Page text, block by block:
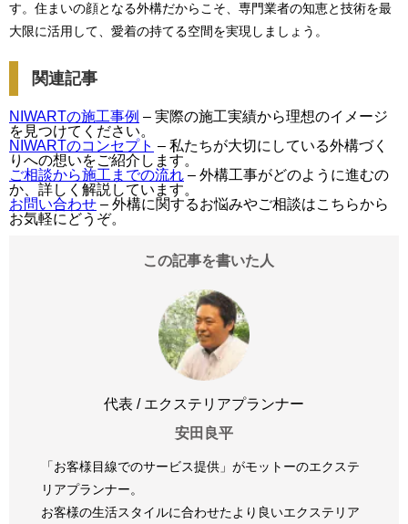
す。住まいの顔となる外構だからこそ、専門業者の知恵と技術を最
大限に活用して、愛着の持てる空間を実現しましょう。
関連記事
NIWARTの施工事例 – 実際の施工実績から理想のイメージ
を見つけてください。
NIWARTのコンセプト – 私たちが大切にしている外構づく
りへの想いをご紹介します。
ご相談から施工までの流れ – 外構工事がどのように進むの
か、詳しく解説しています。
お問い合わせ – 外構に関するお悩みやご相談はこちらから
お気軽にどうぞ。
この記事を書いた人
代表 / エクステリアプランナー
安田良平
「お客様目線でのサービス提供」がモットーのエクステ
リアプランナー。
お客様の生活スタイルに合わせたより良いエクステリア